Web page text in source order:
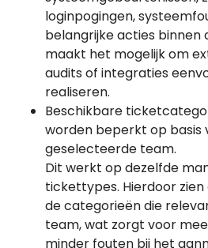
loginpogingen,
belangrijke acties binnen
maakt het mogelijk om
audits of integraties
realiseren.
Beschikbare
worden beperkt op basis
geselecteerde team.
Dit werkt op dezelfde
tickettypes. Hierdoor
de categorieën die
team, wat zorgt voor
minder fouten bij het